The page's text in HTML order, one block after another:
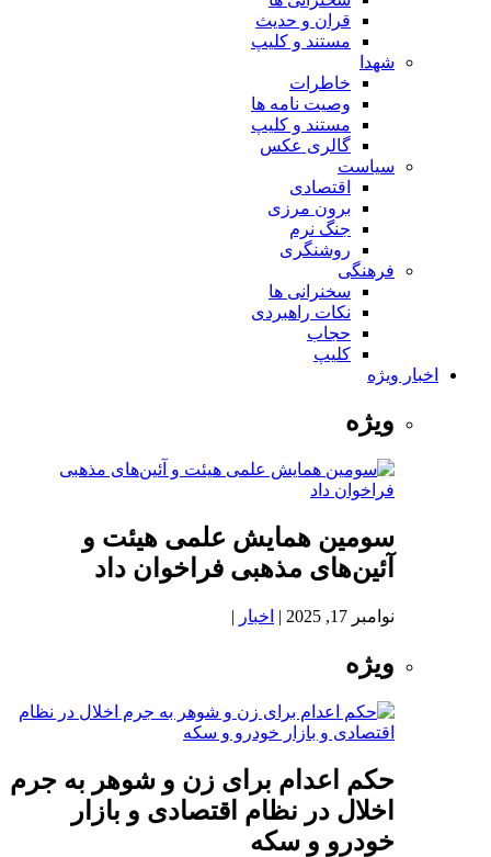
قران و حدیث
مستند و کلیپ
شهدا
خاطرات
وصیت نامه ها
مستند و کلیپ
گالری عکس
سیاست
اقتصادی
برون مرزی
جنگ نرم
روشنگری
فرهنگی
سخنرانی ها
نکات راهبردی
حجاب
کلیپ
اخبار ویژه
ویژه
سومین همایش علمی هیئت و
آئین‌های مذهبی فراخوان داد
نوامبر 17, 2025 | اخبار |
ویژه
حکم اعدام برای زن و شوهر به جرم
اخلال در نظام اقتصادی و بازار
خودرو و سکه